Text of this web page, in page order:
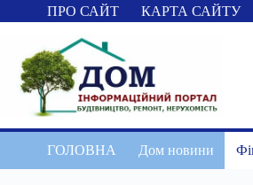
Перейти
до
ПРО САЙТ КАРТА САЙТУ
ГОЛОВНА Дом новини